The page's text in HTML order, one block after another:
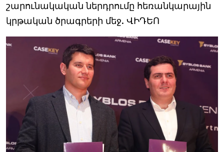
շարունակական ներդրումը հեռանկարային
կրթական ծրագրերի մեջ. ՎԻԴԵՈ